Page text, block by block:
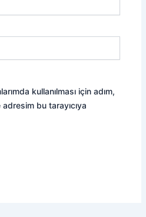
kullanılması için adım,
bu tarayıcıya